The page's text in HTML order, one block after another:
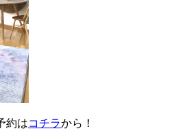
約はコチラから！